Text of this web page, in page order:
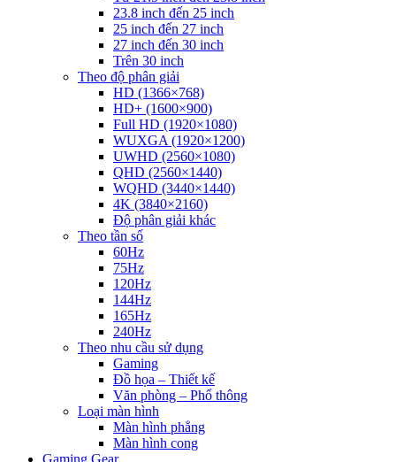
23.8 inch đến 25 inch
25 inch đến 27 inch
27 inch đến 30 inch
Trên 30 inch
Theo độ phân giải
HD (1366×768)
HD+ (1600×900)
Full HD (1920×1080)
WUXGA (1920×1200)
UWHD (2560×1080)
QHD (2560×1440)
WQHD (3440×1440)
4K (3840×2160)
Độ phân giải khác
Theo tần số
60Hz
75Hz
120Hz
144Hz
165Hz
240Hz
Theo nhu cầu sử dụng
Gaming
Đồ họa – Thiết kế
Văn phòng – Phổ thông
Loại màn hình
Màn hình phẳng
Màn hình cong